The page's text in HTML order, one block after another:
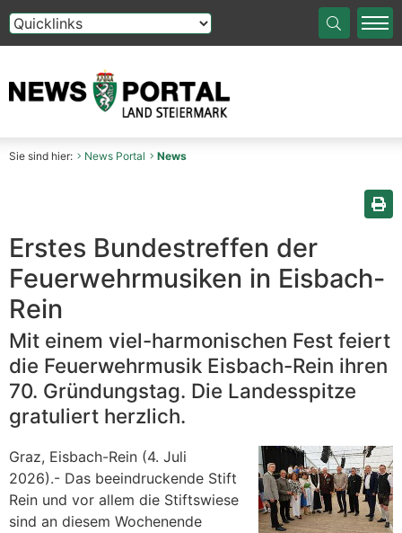
Die Auswahl einer Option im Select-Element führt auf
Sie sind hier: News Portal News
Erstes Bundestreffen der
Feuerwehrmusiken in Eisbach-
Rein
Mit einem viel-harmonischen Fest feiert
die Feuerwehrmusik Eisbach-Rein ihren
70. Gründungstag. Die Landesspitze
gratuliert herzlich.
Graz, Eisbach-Rein (4. Juli
2026).- Das beeindruckende Stift
Rein und vor allem die Stiftswiese
sind an diesem Wochenende